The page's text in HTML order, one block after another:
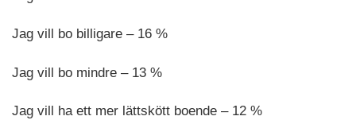
Jag vill bo billigare – 16 %
Jag vill bo mindre – 13 %
Jag vill ha ett mer lättskött boende – 12 %